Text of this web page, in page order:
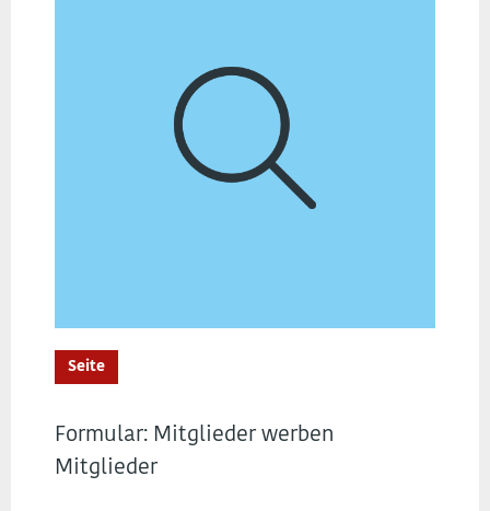
Seite
Formular: Mitglieder werben
Mitglieder